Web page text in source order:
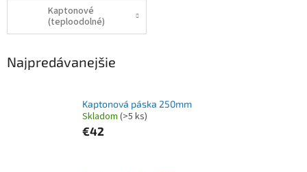
Kaptonové
(teploodolné)
Najpredávanejšie
Kaptonová páska 250mm
Skladom (>5 ks)
€42